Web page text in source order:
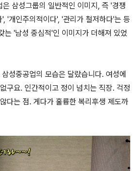
삼성그룹의 일반적인 이미지, 즉 '경쟁
'개인주의적이다', '관리가 철저하다'는 등
는 '남성 중심적'인 이미지가 더해져 있었
성중공업의 모습은 달랐습니다. 여성에
구요. 인간적이고 정이 넘치는 직장. 걱정
다는 점. 게다가 훌륭한 복리후생 제도까